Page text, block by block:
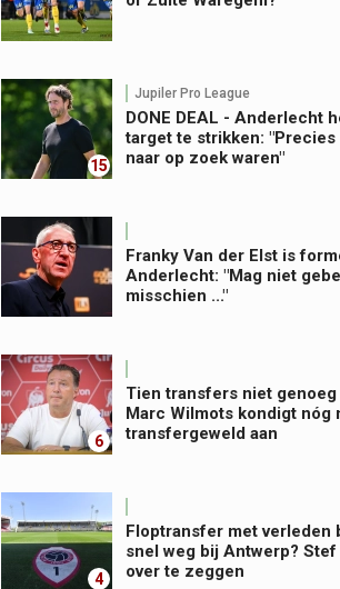
15
Jupiler Pro League
DONE DEAL - Anderlecht
target te strikken: "Precies
naar op zoek waren"
Franky Van der Elst is
Anderlecht: "Mag niet
misschien ..."
6
Tien transfers niet genoeg
Marc Wilmots kondigt nóg
transfergeweld aan
4
Floptransfer met verleden
snel weg bij Antwerp?
over te zeggen